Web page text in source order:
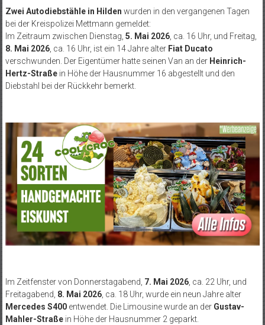
Zwei Autodiebstähle in Hilden wurden in den vergangenen Tagen
bei der Kreispolizei Mettmann gemeldet:
Im Zeitraum zwischen Dienstag, 5. Mai 2026, ca. 16 Uhr, und Freitag,
8. Mai 2026, ca. 16 Uhr, ist ein 14 Jahre alter Fiat Ducato
verschwunden. Der Eigentümer hatte seinen Van an der Heinrich-
Hertz-Straßein Höhe der Hausnummer 16 abgestellt und den
Diebstahl bei der Rückkehr bemerkt.
Im Zeitfenster von Donnerstagabend, 7. Mai 2026, ca. 22 Uhr, und
Freitagabend, 8. Mai 2026, ca. 18 Uhr, wurde ein neun Jahre alter
Mercedes S400entwendet. Die Limousine wurde an der Gustav-
Mahler-Straßein Höhe der Hausnummer 2 geparkt.